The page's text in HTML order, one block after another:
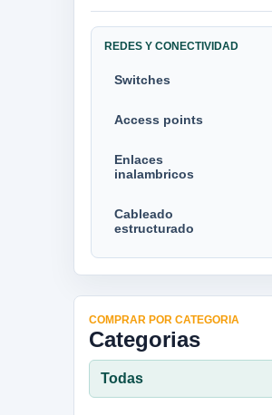
REDES Y CONECTIVIDAD
Switches
Access points
Enlaces
inalambricos
Cableado
estructurado
COMPRAR POR CATEGORIA
Categorias
Todas